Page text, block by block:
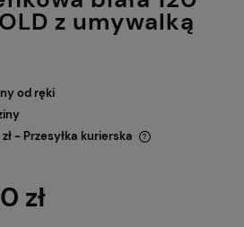
z umywalką
od ręki
- Przesyłka kurierska
kosztów płatności
zł